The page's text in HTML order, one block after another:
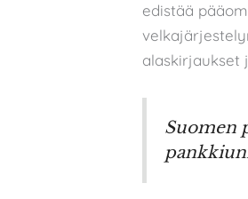
edistää
alaskirjaukset
Suomen